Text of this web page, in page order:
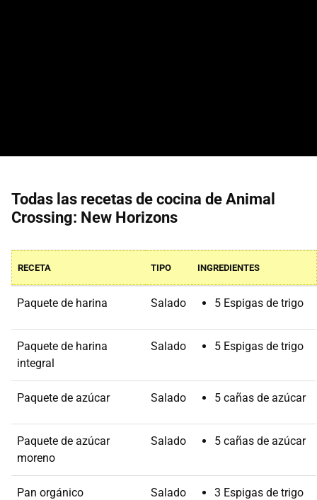
Todas las recetas de cocina de Animal
Crossing: New Horizons
RECETA TIPO INGREDIENTES
Paquete de harina Salado 5 Espigas de trigo
Paquete de harina
integral
Salado 5 Espigas de trigo
Paquete de azúcar Salado 5 cañas de azúcar
Paquete de azúcar
moreno
Salado 5 cañas de azúcar
Pan orgánico Salado 3 Espigas de trigo